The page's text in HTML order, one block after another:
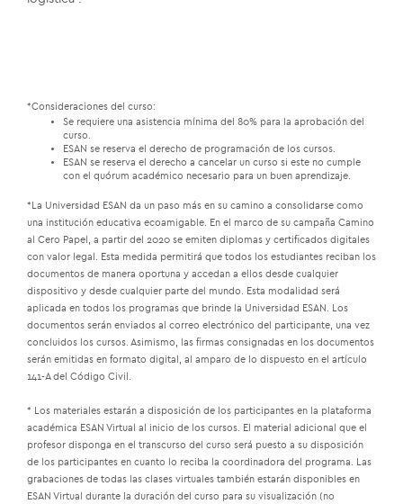
*Consideraciones del curso:
Se requiere una asistencia mínima del 80% para la aprobación del
curso.
ESAN se reserva el derecho de programación de los cursos.
ESAN se reserva el derecho a cancelar un curso si este no cumple
con el quórum académico necesario para un buen aprendizaje.
*La Universidad ESAN da un paso más en su camino a consolidarse como
una institución educativa ecoamigable. En el marco de su campaña Camino
al Cero Papel, a partir del 2020 se emiten diplomas y certificados digitales
con valor legal. Esta medida permitirá que todos los estudiantes reciban los
documentos de manera oportuna y accedan a ellos desde cualquier
dispositivo y desde cualquier parte del mundo. Esta modalidad será
aplicada en todos los programas que brinde la Universidad ESAN. Los
documentos serán enviados al correo electrónico del participante, una vez
concluidos los cursos. Asimismo, las firmas consignadas en los documentos
serán emitidas en formato digital, al amparo de lo dispuesto en el artículo
141-A del Código Civil.
* Los materiales estarán a disposición de los participantes en la plataforma
académica ESAN Virtual al inicio de los cursos. El material adicional que el
profesor disponga en el transcurso del curso será puesto a su disposición
de los participantes en cuanto lo reciba la coordinadora del programa. Las
grabaciones de todas las clases virtuales también estarán disponibles en
ESAN Virtual durante la duración del curso para su visualización (no